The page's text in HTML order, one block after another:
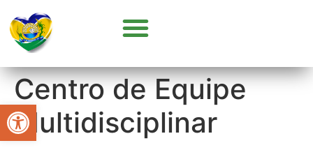
Centro de Equipe
Multidisciplinar
Abrir a barra de ferramentas